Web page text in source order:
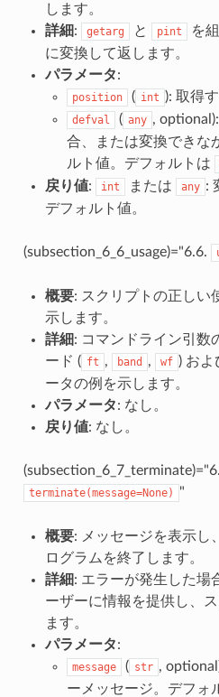
します。
詳細: getarg と pint
を
に変換して返します。
パラメータ:
position ( int ): 取得
defval ( any ,
合、または変換できな
ルト値。デフォルトは
戻り値: int または any :
デフォルト値。
(subsection_6_6_usage)="6.6.
概要: スクリプトの正しい
示します。
詳細: コマンドライン引数
ード ( ft , band , wf ) およ
ータの例を示します。
パラメータ: なし。
戻り値: なし。
terminate(message=None) "
概要: メッセージを表示し
ログラムを終了します。
詳細: エラーが発生した場
ーザーに情報を提供し、
ます。
パラメータ:
message ( str ,
ーメッセージ。デフォ